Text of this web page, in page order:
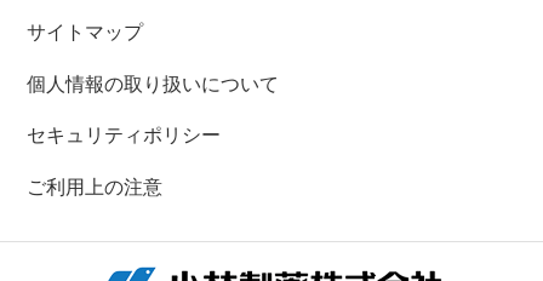
サイトマップ
個人情報の取り扱いについて
セキュリティポリシー
ご利用上の注意